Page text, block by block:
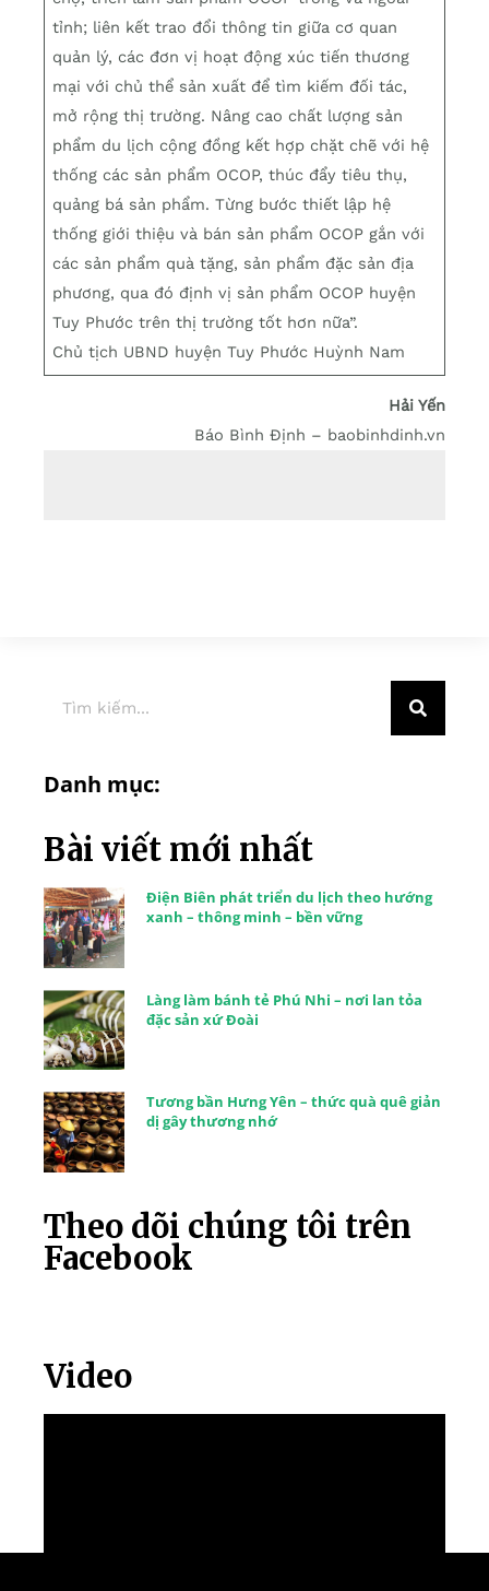
tỉnh; liên kết trao đổi thông tin giữa cơ quan
quản lý, các đơn vị hoạt động xúc tiến thương
mại với chủ thể sản xuất để tìm kiếm đối tác,
mở rộng thị trường. Nâng cao chất lượng sản
phẩm du lịch cộng đồng kết hợp chặt chẽ với hệ
thống các sản phẩm OCOP, thúc đẩy tiêu thụ,
quảng bá sản phẩm. Từng bước thiết lập hệ
thống giới thiệu và bán sản phẩm OCOP gắn với
các sản phẩm quà tặng, sản phẩm đặc sản địa
phương, qua đó định vị sản phẩm OCOP huyện
Tuy Phước trên thị trường tốt hơn nữa”.
Chủ tịch UBND huyện Tuy Phước Huỳnh Nam
Hải Yến
Báo Bình Định – baobinhdinh.vn
Danh mục:
Bài viết mới nhất
Điện Biên phát triển du lịch theo hướng
xanh – thông minh – bền vững
Làng làm bánh tẻ Phú Nhi – nơi lan tỏa
đặc sản xứ Đoài
Tương bần Hưng Yên – thức quà quê giản
dị gây thương nhớ
Theo dõi chúng tôi trên
Facebook
Video